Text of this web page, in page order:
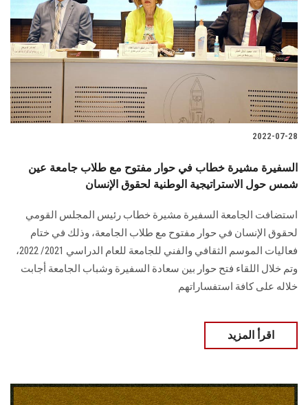
هيئة التدريس
الدراسات العليا
الخريجين
سجل الان
2022-07-28
السفيرة مشيرة خطاب في حوار مفتوح مع طلاب جامعة عين
شمس حول الاستراتيجية الوطنية لحقوق الإنسان
استضافت الجامعة السفيرة مشيرة خطاب رئيس المجلس القومي
لحقوق الإنسان في حوار مفتوح مع طلاب الجامعة، وذلك في ختام
فعاليات الموسم الثقافي والفني للجامعة للعام الدراسي 2021/ 2022،
وتم خلال اللقاء فتح حوار بين سعادة السفيرة وشباب الجامعة أجابت
خلاله على كافة استفساراتهم
اقرأ المزيد